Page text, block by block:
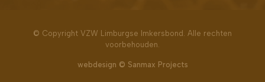
© Copyright VZW Limburgse Imkersbond. Alle rechten
voorbehouden.
webdesign © Sanmax Projects